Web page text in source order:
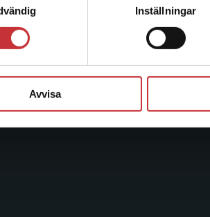
Inställningar
Avvisa
Box 141
221 00 Lund